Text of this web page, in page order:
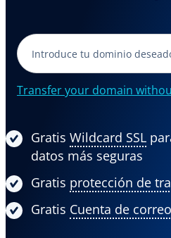
Transfer your domain
Gratis Wildcard SSL
datos más seguras
Gratis protección de
Gratis Cuenta de